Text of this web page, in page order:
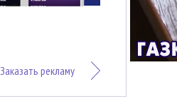
Заказать рекламу